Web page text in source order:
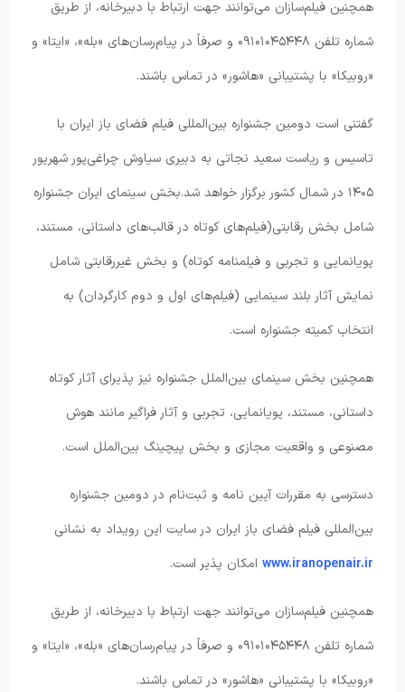
همچنین فیلم‌سازان می‌توانند جهت ارتباط با دبیرخانه، از طریق
شماره تلفن ۰۹۱۰۱۰۴۵۴۴۸ و صرفاً در پیام‌رسان‌های «بله»، «ایتا» و
«روبیکا» با پشتیبانی «هاشور» در تماس باشند.
گفتنی است دومین جشنواره بین‌المللی فیلم فضای باز ایران با
تاسیس و ریاست سعید نجاتی به دبیری سیاوش چراغی‌پور شهریور
۱۴۰۵ در شمال کشور برگزار خواهد شد.بخش سینمای ایران جشنواره
شامل بخش رقابتی(فیلم‌های کوتاه در قالب‌های داستانی، مستند،
پویانمایی و تجربی و فیلمنامه کوتاه) و بخش غیررقابتی شامل
نمایش آثار بلند سینمایی (فیلم‌های اول و دوم کارگردان) به
انتخاب کمیته جشنواره است.
همچنین بخش سینمای بین‌الملل جشنواره نیز پذیرای آثار کوتاه
داستانی، مستند، پویانمایی، تجربی و آثار فراگیر مانند هوش
مصنوعی و واقعیت مجازی و بخش پیچینگ بین‌الملل است.
دسترسی به مقررات آیین نامه و ثبت‌نام در دومین جشنواره
بین‌المللی فیلم فضای باز ایران در سایت این رویداد به نشانی
www.iranopenair.ir امکان پذیر است.
همچنین فیلم‌سازان می‌توانند جهت ارتباط با دبیرخانه، از طریق
شماره تلفن ۰۹۱۰۱۰۴۵۴۴۸ و صرفاً در پیام‌رسان‌های «بله»، «ایتا» و
«روبیکا» با پشتیبانی «هاشور» در تماس باشند.